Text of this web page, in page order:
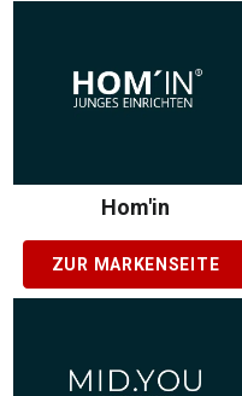
Hom'in
ZUR MARKENSEITE